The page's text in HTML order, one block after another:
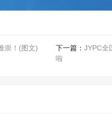
崇！(图文) 下一篇： JYPC全
啦